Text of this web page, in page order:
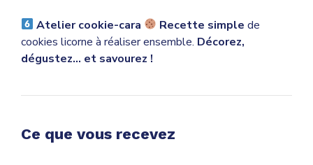
Atelier cookie-cara Recette simple de
cookies licorne à réaliser ensemble. Décorez,
dégustez… et savourez !
Ce que vous recevez